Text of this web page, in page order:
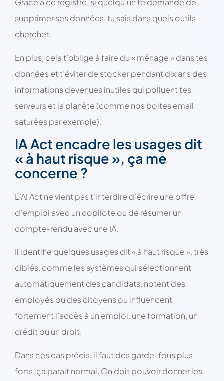
supprimer ses données, tu sais dans quels outils
chercher.
En plus, cela t’oblige à faire du « ménage » dans tes
données et t’éviter de stocker pendant dix ans des
informations devenues inutiles qui polluent tes
serveurs et la planète (comme nos boites email
saturées par exemple).
IA Act encadre les usages dit
« à haut risque », ça me
concerne ?
L’AI Act ne vient pas t’interdire d’écrire une offre
d’emploi avec un copilote ou de résumer un
compte-rendu avec une IA.
Il identifie quelques usages dit « à haut risque », très
ciblés, comme les systèmes qui sélectionnent
automatiquement des candidats, notent des
employés ou des citoyens ou influencent
fortement l’accès à un emploi, une formation, un
crédit ou un droit.
Dans ces cas précis, il faut des garde-fous plus
forts, ça parait normal. On doit pouvoir donner les